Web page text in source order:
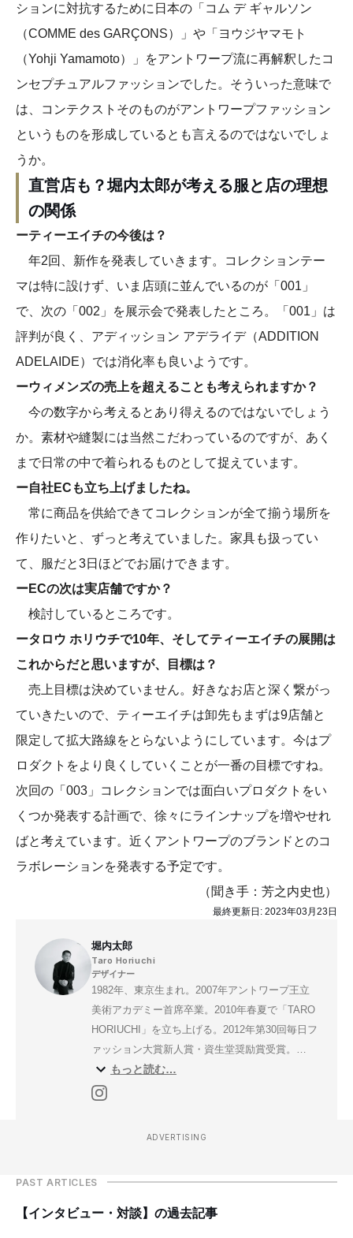
ションに対抗するために日本の「コム デ ギャルソン
（COMME des GARÇONS）」や「ヨウジヤマモト
（Yohji Yamamoto）」をアントワープ流に再解釈したコ
ンセプチュアルファッションでした。そういった意味で
は、コンテクストそのものがアントワープファッション
というものを形成しているとも言えるのではないでしょ
うか。
直営店も？堀内太郎が考える服と店の理想
の関係
ーティーエイチの今後は？
年2回、新作を発表していきます。コレクションテー
マは特に設けず、いま店頭に並んでいるのが「001」
で、次の「002」を展示会で発表したところ。「001」は
評判が良く、アディッション アデライデ（ADDITION
ADELAIDE）では消化率も良いようです。
ーウィメンズの売上を超えることも考えられますか？
今の数字から考えるとあり得えるのではないでしょう
か。素材や縫製には当然こだわっているのですが、あく
まで日常の中で着られるものとして捉えています。
ー自社ECも立ち上げましたね。
常に商品を供給できてコレクションが全て揃う場所を
作りたいと、ずっと考えていました。家具も扱ってい
て、服だと3日ほどでお届けできます。
ーECの次は実店舗ですか？
検討しているところです。
ータロウ ホリウチで10年、そしてティーエイチの展開は
これからだと思いますが、目標は？
売上目標は決めていません。好きなお店と深く繋がっ
ていきたいので、ティーエイチは卸先もまずは9店舗と
限定して拡大路線をとらないようにしています。今はプ
ロダクトをより良くしていくことが一番の目標ですね。
次回の「003」コレクションでは面白いプロダクトをい
くつか発表する計画で、徐々にラインナップを増やせれ
ばと考えています。近くアントワープのブランドとのコ
ラボレーションを発表する予定です。
（聞き手：芳之内史也）
最終更新日: 2023年03月23日
堀内太郎
Taro Horiuchi
デザイナー
1982年、東京生まれ。2007年アントワープ王立
美術アカデミー首席卒業。2010年春夏で「TARO
HORIUCHI」を立ち上げる。2012年第30回毎日フ
ァッション大賞新人賞・資生堂奨励賞受賞。
2018年秋冬コレクションより「th」をスタート。
もっと読む…
ADVERTISING
PAST ARTICLES
【インタビュー・対談】の過去記事